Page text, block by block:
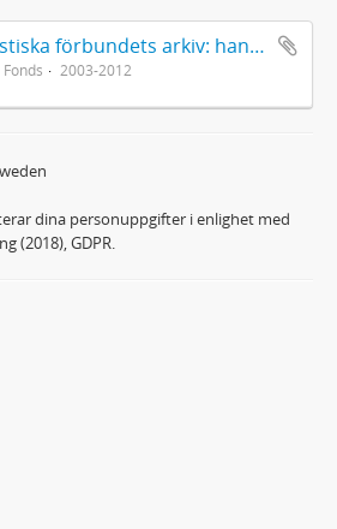
Svenska humanistiska förbundets arkiv: handlingar 2003-2012
Fonds 2003-2012
dina personuppgifter i enlighet med
(2018), GDPR.